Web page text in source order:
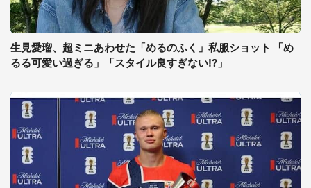
生見愛瑠、超ミニあわせた「めるのふく」私服ショット 「め
るる可愛い過ぎる」「スタイル良すぎない!?」